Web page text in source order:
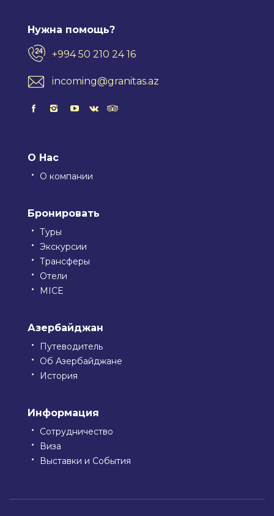
Нужна помощь?
+994 50 210 24 16
incoming@granitas.az
О Нас
О компании
Бронировать
Туры
Экскурсии
Трансферы
Отели
MICE
Азербайджан
Путеводитель
Об Азербайджане
История
Информация
Сотрудничество
Виза
Выставки и События